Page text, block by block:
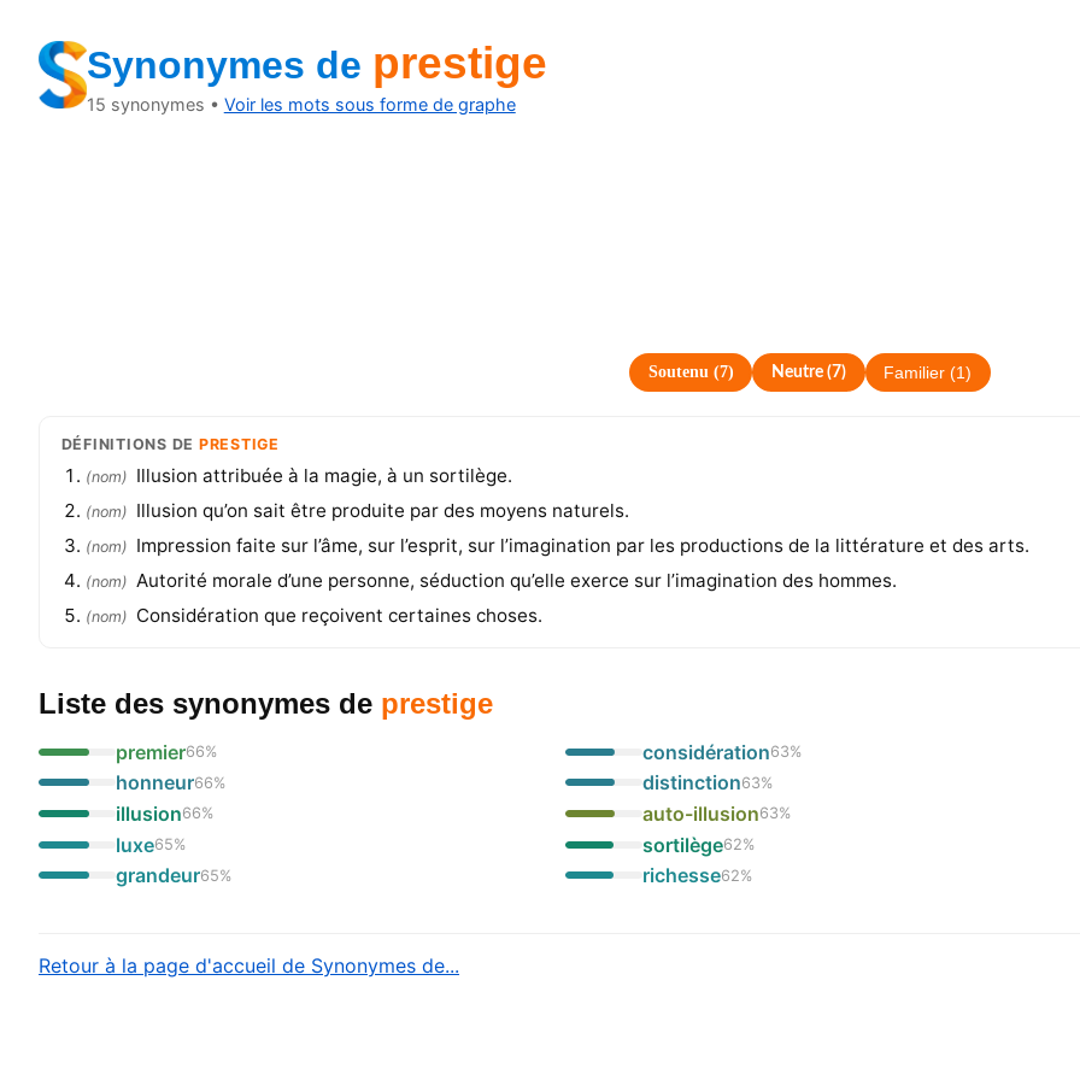
Synonymes de prestige
15 synonymes • Voir les mots sous forme de graphe
Soutenu(7) Neutre (7) Familier (1)
DÉFINITIONS DE PRESTIGE
(nom) Illusion attribuée à la magie, à un sortilège.
(nom) Illusion qu’on sait être produite par des moyens naturels.
(nom) Impression faite sur l’âme, sur l’esprit, sur l’imagination par les productions de la littérature et des arts.
(nom) Autorité morale d’une personne, séduction qu’elle exerce sur l’imagination des hommes.
(nom) Considération que reçoivent certaines choses.
Liste des synonymes de prestige
premier66%
honneur66%
illusion66%
luxe65%
grandeur65%
considération63%
distinction63%
auto-illusion63%
sortilège62%
richesse62%
Retour à la page d'accueil de Synonymes de...